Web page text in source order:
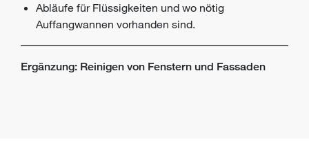
Abläufe für Flüssigkeiten und wo nötig
Auffangwannen vorhanden sind.
Ergänzung: Reinigen von Fenstern und Fassaden